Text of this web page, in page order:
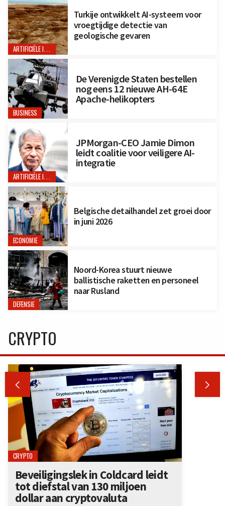
ARTIFICIËLE INTELLIGENTIE
Turkije ontwikkelt AI-systeem voor
vroegtijdige detectie van
geologische gevaren
BUSINESS
De Verenigde Staten bestellen
nog eens 12 nieuwe AH-64E
Apache-helikopters
ARTIFICIËLE INTELLIGENTIE
JPMorgan-CEO Jamie Dimon
leidt coalitie voor veiligere AI-
integratie
ECONOMIE
Belgische detailhandel zet groei door
in juni 2026
DEFENSIE
Noord-Korea stuurt nieuwe
ballistische raketten en personeel
naar Rusland
CRYPTO
 
CRYPTO
Beveiligingslek in Coldcard leidt
tot diefstal van 130 miljoen
dollar aan cryptovaluta